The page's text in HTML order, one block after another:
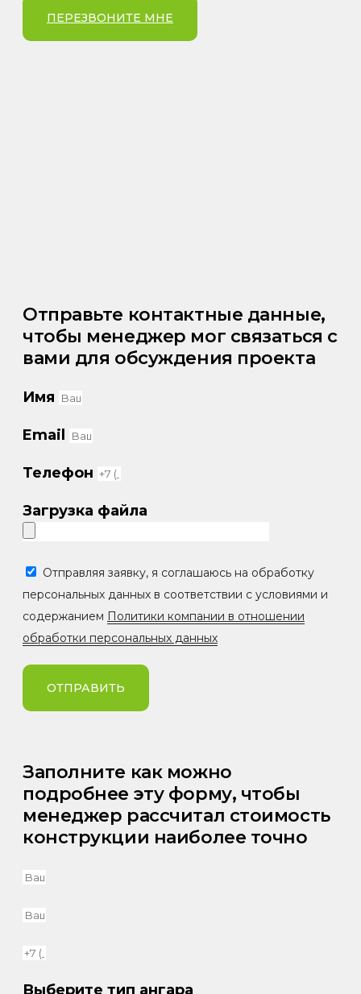
ПЕРЕЗВОНИТЕ МНЕ
Отправьте контактные данные,
чтобы менеджер мог связаться с
вами для обсуждения проекта
Имя
Email
Телефон
Загрузка файла
Отправляя заявку, я соглашаюсь на обработку
персональных данных в соответствии с условиями и
содержанием Политики компании в отношении
обработки персональных данных
ОТПРАВИТЬ
Заполните как можно
подробнее эту форму, чтобы
менеджер рассчитал стоимость
конструкции наиболее точно
Выберите тип ангара